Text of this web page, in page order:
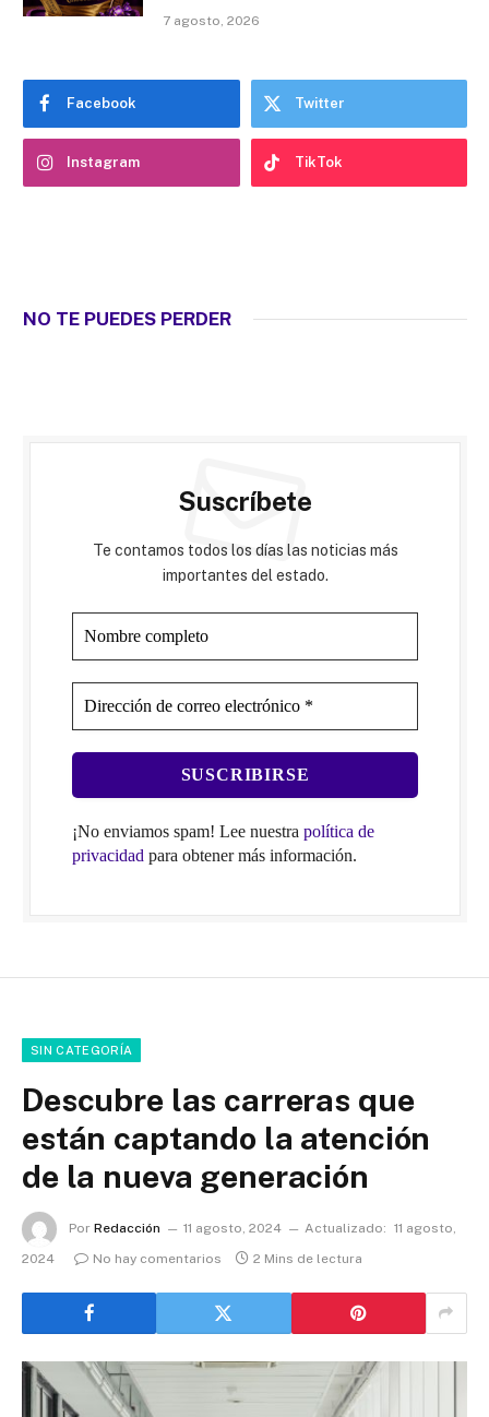
7 agosto, 2026
Facebook Twitter
Instagram TikTok
NO TE PUEDES PERDER
Suscríbete
Te contamos todos los días las noticias más
importantes del estado.
¡No enviamos spam! Lee nuestra política de
privacidad para obtener más información.
SIN CATEGORÍA
Descubre las carreras que
están captando la atención
de la nueva generación
Por Redacción 11 agosto, 2024 Actualizado: 11 agosto,
2024
No hay comentarios 2 Mins de lectura